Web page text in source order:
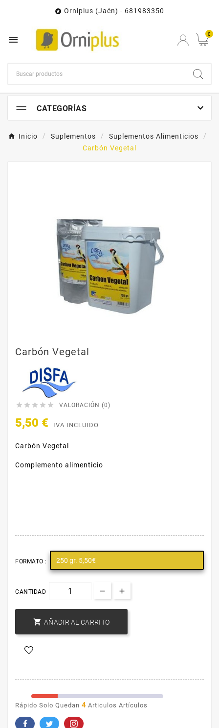
 Orniplus (Jaén) - 681983350
 0
CATEGORÍAS 
Inicio Suplementos
Suplementos Alimenticios
Carbón Vegetal
Carbón Vegetal
     VALORACIÓN (0)
5,50 € IVA INCLUIDO
Carbón Vegetal
Complemento alimenticio
FORMATO : 250 gr. 5,50€
CANTIDAD
 AÑADIR AL CARRITO
Rápido Solo Quedan 4 Articulos Artículos